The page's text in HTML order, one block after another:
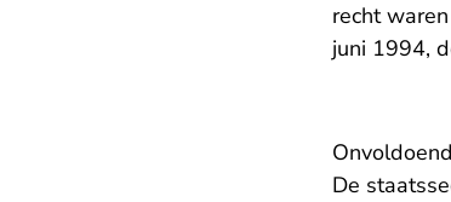
recht
juni 1994,
De